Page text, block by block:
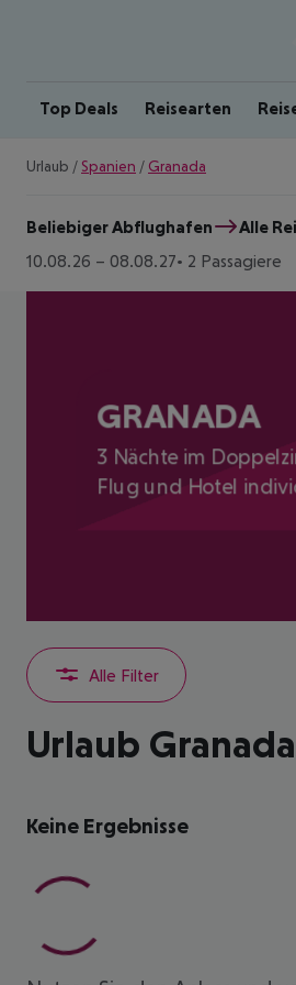
Top Deals Reisearten
Urlaub / Spanien / Granada
Beliebiger Abflughafen
Alle
10.08.26 – 08.08.27 2 Passagiere
GRANADA
3 Nächte im
Flug und Hotel
Alle Filter
Urlaub Granada
Keine Ergebnisse